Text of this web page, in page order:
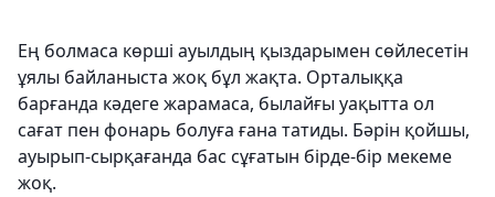
Ең болмаса көрші ауылдың қыздарымен сөйлесетін
ұялы байланыста жоқ бұл жақта. Орталыққа
барғанда кәдеге жарамаса, былайғы уақытта ол
сағат пен фонарь болуға ғана татиды. Бәрін қойшы,
ауырып-сырқағанда бас сұғатын бірде-бір мекеме
жоқ.